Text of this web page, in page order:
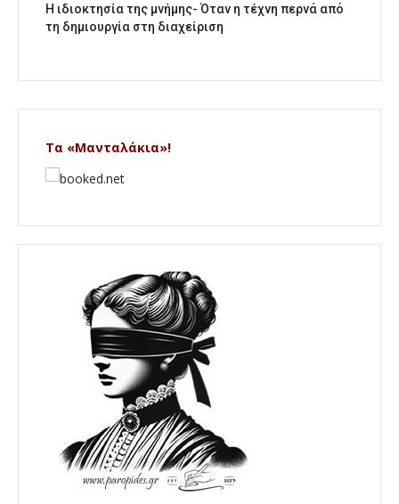
Η ιδιοκτησία της μνήμης- Όταν η τέχνη περνά από
τη δημιουργία στη διαχείριση
Τα «Μανταλάκια»!